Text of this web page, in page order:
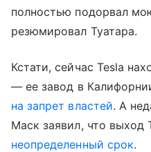
полностью подорвал
резюмировал Туатара.
Кстати, сейчас Tesla
— ее завод в
на запрет властей. А
Маск заявил, что выход
неопределенный срок.